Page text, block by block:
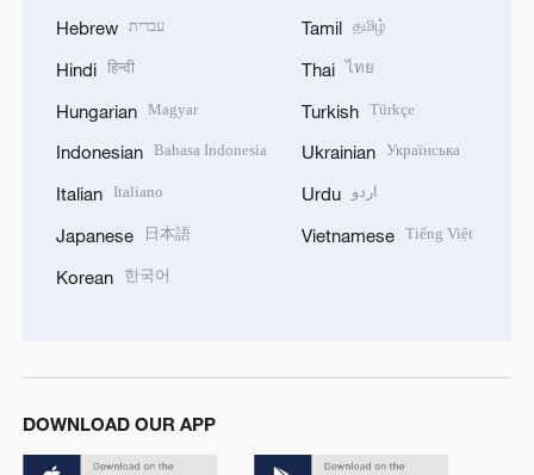
Hebrew עברית
Hindi हिन्दी
Hungarian Magyar
Indonesian Bahasa Indonesia
Italian Italiano
Japanese 日本語
Korean 한국어
Tamil தமிழ்
Thai ไทย
Turkish Türkçe
Ukrainian Українська
Urdu اردو
Vietnamese Tiếng Việt
DOWNLOAD OUR APP